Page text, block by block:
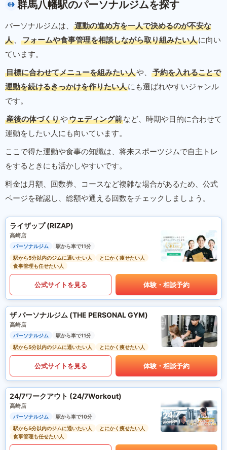
群馬八幡駅のパーソナルジムを探す
パーソナルジムは、
運動の進め方を一人で決めるのが不安な
人 、 フォームや食事管理を相談しながら取り組みたい人に向い
ています。
目標に合わせてメニューを組みたい人や、
予約を入れることで
運動を続けるきっかけを作りたい人にも選ばれやすいジャンル
です。
産後の体づくりやウェディング前など、時期や目的に合わせて
運動をしたい人にも向いています。
ここで得た運動や食事の知識は、将来スポーツジムで自主トレ
をするときにも活かしやすいです。
料金は月額、回数券、コースなど複雑な場合があるため、公式
ページを確認し、総額や通える回数をチェックしましょう。
ライザップ (RIZAP)
高崎店
パーソナルジム
駅から車で11分
駅から5分以内のジムに通いたい人
とにかく痩せたい人
食事管理も任せたい人
公式サイトを見る 体験・相談予約
ザ パーソナルジム (THE PERSONAL GYM)
高崎店
パーソナルジム
駅から車で11分
駅から5分以内のジムに通いたい人
とにかく痩せたい人
公式サイトを見る 体験・相談予約
24/7ワークアウト (24/7Workout)
高崎店
パーソナルジム
駅から車で10分
駅から5分以内のジムに通いたい人
とにかく痩せたい人
食事管理も任せたい人